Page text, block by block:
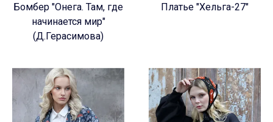
Бомбер "Онега. Там, где
начинается мир"
(Д.Герасимова)
Платье "Хельга-27"